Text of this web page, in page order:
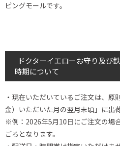
ピングモールです。
ドクターイエローお守り及び
時期について
・現在いただいているご注文は、原
金）いただいた月の翌月末頃」に出
※例：2026年5月10日にご注文の場
ごろとなります。